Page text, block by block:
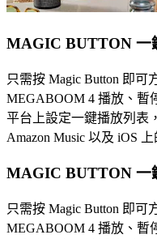
MAGIC BUTTON 一
只需按 Magic Button 即
MEGABOOM 4 播放、暫
平台上設定一鍵播放列表
Amazon Music 以及 iOS
MAGIC BUTTON 一
只需按 Magic Button 即
MEGABOOM 4 播放、暫